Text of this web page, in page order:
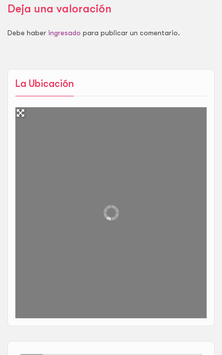
La Ubicación
Deja una valoración
Debe haber ingresado para publicar un comentario.